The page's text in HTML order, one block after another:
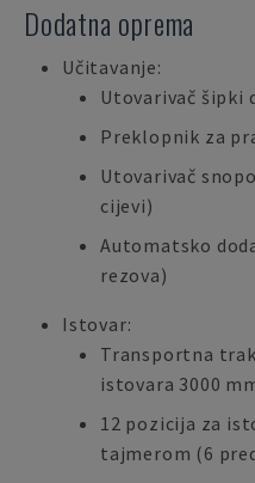
Dodatna oprema
Učitavanje:
Utovarivač šipki
Preklopnik za
Utovarivač
cijevi)
Automatsko
rezova)
Istovar:
Transportna
istovara 3000
12 pozicija za
tajmerom (6